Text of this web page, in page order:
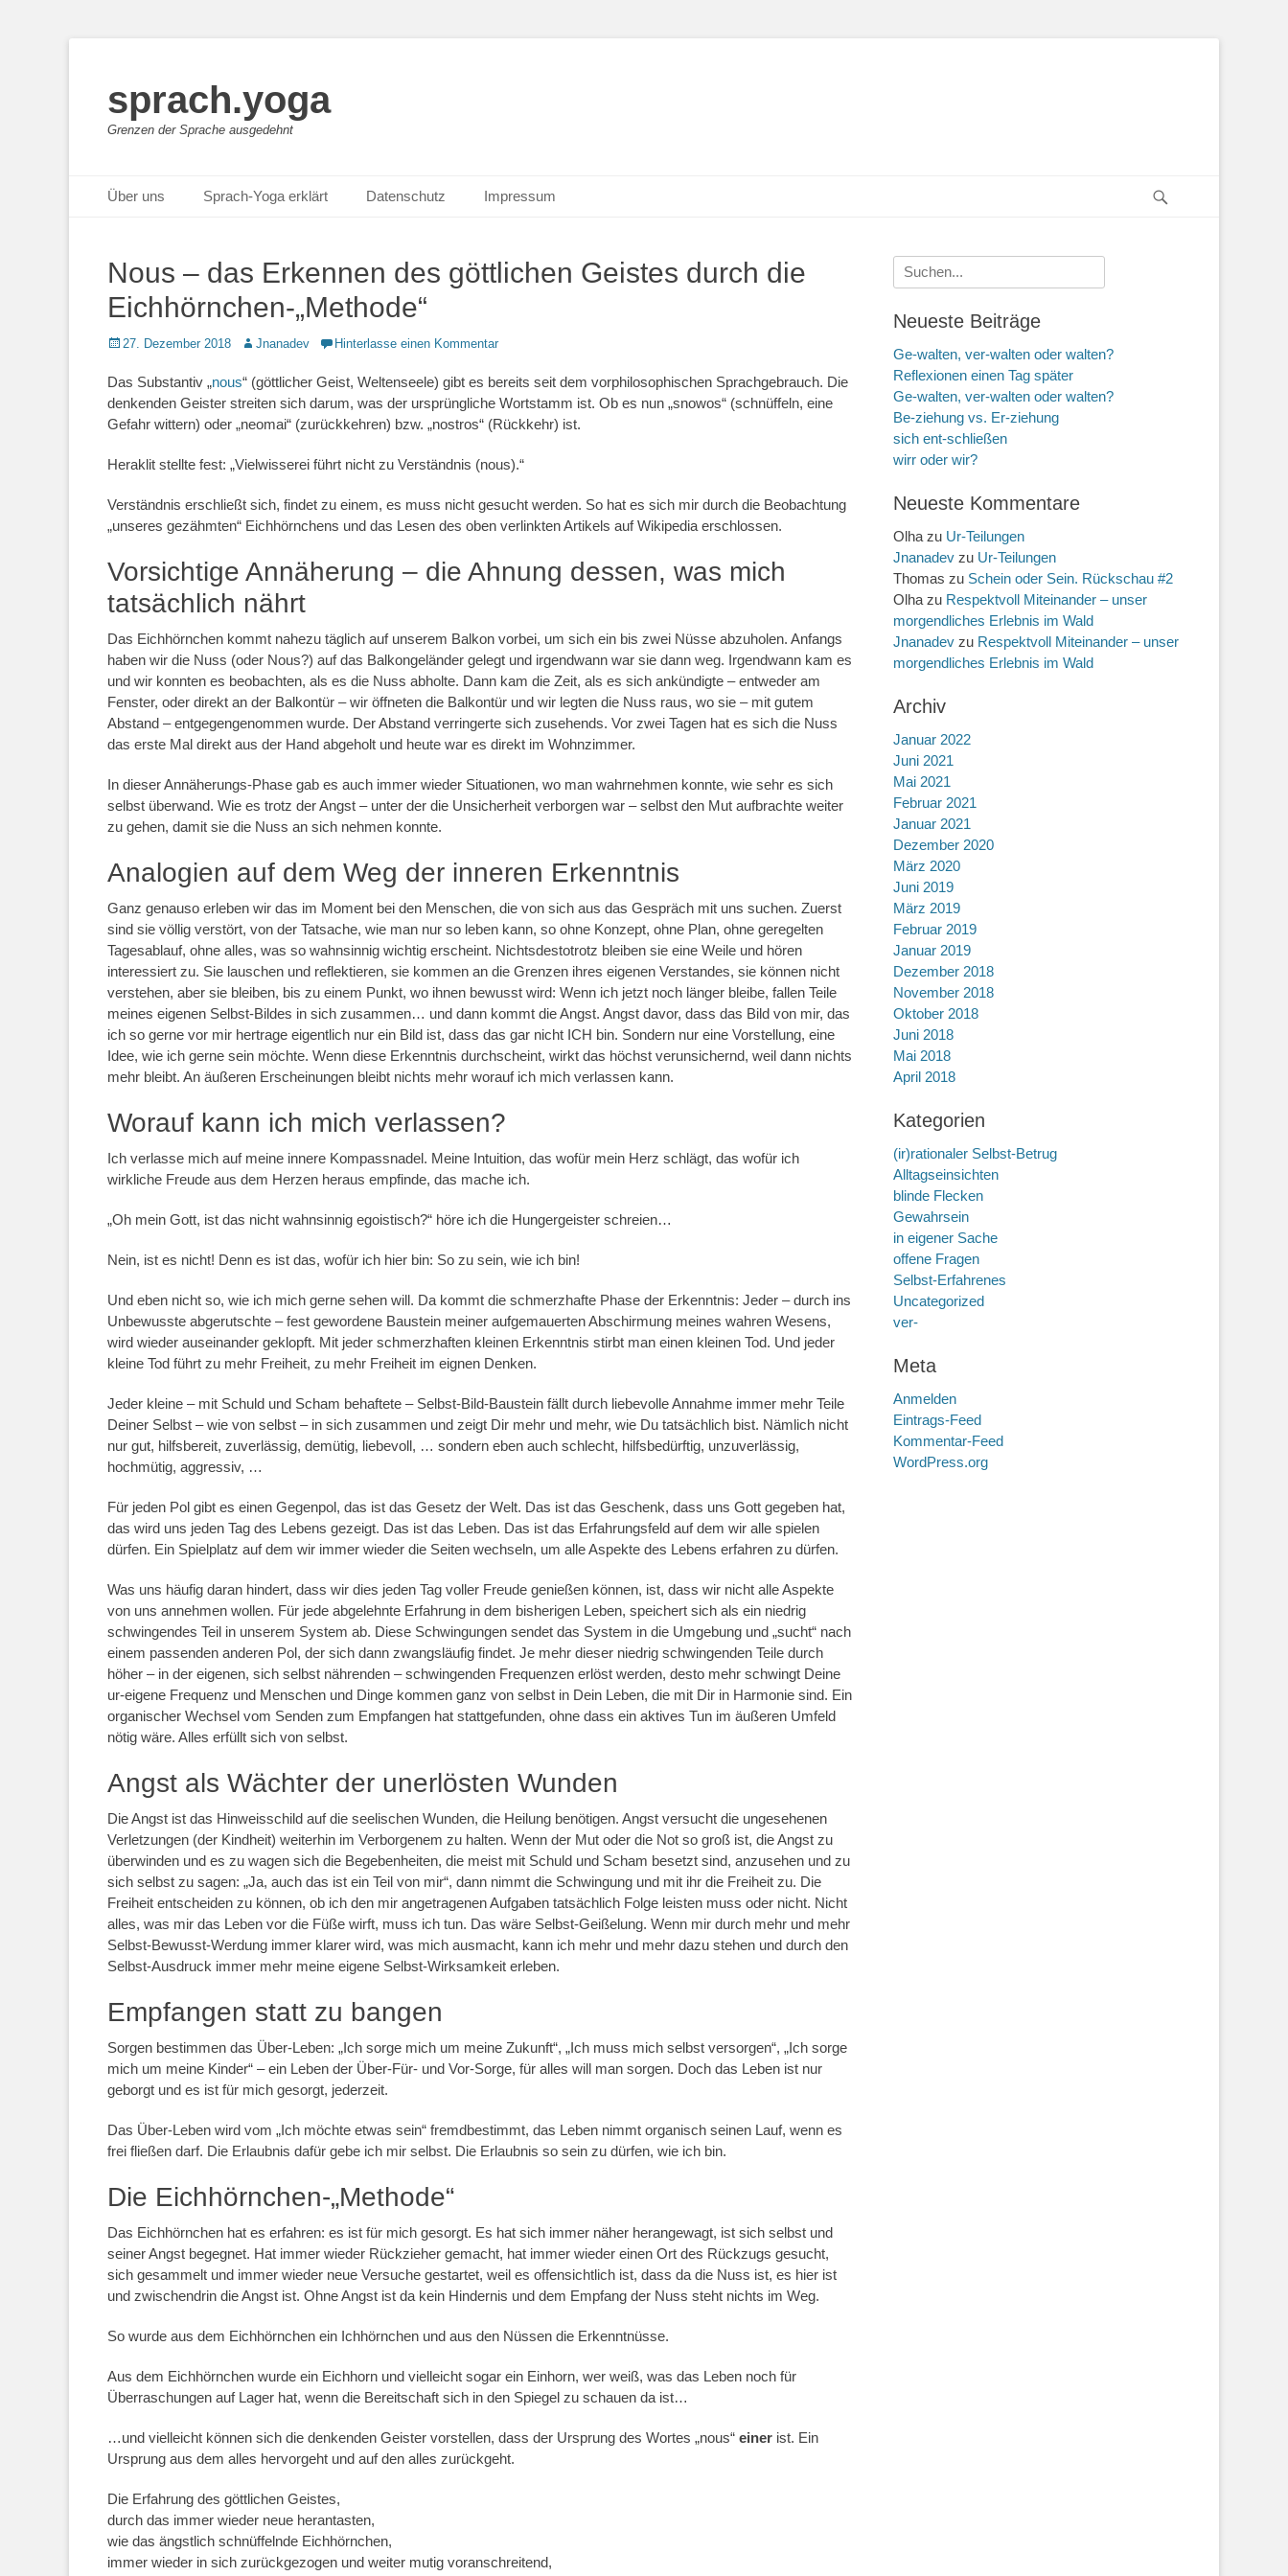
sprach.yoga
Grenzen der Sprache ausgedehnt
Primäres Menü
Zum
Inhalt
Über uns Sprach-Yoga erklärt Datenschutz Impressum
Nous – das Erkennen des göttlichen Geistes durch die
Eichhörnchen-„Methode“
Posted
27. Dezember 2018 AutorJnanadev Hinterlasse einen Kommentar
Das Substantiv „nous“ (göttlicher Geist, Weltenseele) gibt es bereits seit dem vorphilosophischen Sprachgebrauch. Die
denkenden Geister streiten sich darum, was der ursprüngliche Wortstamm ist. Ob es nun „snowos“ (schnüffeln, eine
Gefahr wittern) oder „neomai“ (zurückkehren) bzw. „nostros“ (Rückkehr) ist.
Heraklit stellte fest: „Vielwisserei führt nicht zu Verständnis (nous).“
Verständnis erschließt sich, findet zu einem, es muss nicht gesucht werden. So hat es sich mir durch die Beobachtung
„unseres gezähmten“ Eichhörnchens und das Lesen des oben verlinkten Artikels auf Wikipedia erschlossen.
Vorsichtige Annäherung – die Ahnung dessen, was mich
tatsächlich nährt
Das Eichhörnchen kommt nahezu täglich auf unserem Balkon vorbei, um sich ein bis zwei Nüsse abzuholen. Anfangs
haben wir die Nuss (oder Nous?) auf das Balkongeländer gelegt und irgendwann war sie dann weg. Irgendwann kam es
und wir konnten es beobachten, als es die Nuss abholte. Dann kam die Zeit, als es sich ankündigte – entweder am
Fenster, oder direkt an der Balkontür – wir öffneten die Balkontür und wir legten die Nuss raus, wo sie – mit gutem
Abstand – entgegengenommen wurde. Der Abstand verringerte sich zusehends. Vor zwei Tagen hat es sich die Nuss
das erste Mal direkt aus der Hand abgeholt und heute war es direkt im Wohnzimmer.
In dieser Annäherungs-Phase gab es auch immer wieder Situationen, wo man wahrnehmen konnte, wie sehr es sich
selbst überwand. Wie es trotz der Angst – unter der die Unsicherheit verborgen war – selbst den Mut aufbrachte weiter
zu gehen, damit sie die Nuss an sich nehmen konnte.
Analogien auf dem Weg der inneren Erkenntnis
Ganz genauso erleben wir das im Moment bei den Menschen, die von sich aus das Gespräch mit uns suchen. Zuerst
sind sie völlig verstört, von der Tatsache, wie man nur so leben kann, so ohne Konzept, ohne Plan, ohne geregelten
Tagesablauf, ohne alles, was so wahnsinnig wichtig erscheint. Nichtsdestotrotz bleiben sie eine Weile und hören
interessiert zu. Sie lauschen und reflektieren, sie kommen an die Grenzen ihres eigenen Verstandes, sie können nicht
verstehen, aber sie bleiben, bis zu einem Punkt, wo ihnen bewusst wird: Wenn ich jetzt noch länger bleibe, fallen Teile
meines eigenen Selbst-Bildes in sich zusammen… und dann kommt die Angst. Angst davor, dass das Bild von mir, das
ich so gerne vor mir hertrage eigentlich nur ein Bild ist, dass das gar nicht ICH bin. Sondern nur eine Vorstellung, eine
Idee, wie ich gerne sein möchte. Wenn diese Erkenntnis durchscheint, wirkt das höchst verunsichernd, weil dann nichts
mehr bleibt. An äußeren Erscheinungen bleibt nichts mehr worauf ich mich verlassen kann.
Worauf kann ich mich verlassen?
Ich verlasse mich auf meine innere Kompassnadel. Meine Intuition, das wofür mein Herz schlägt, das wofür ich
wirkliche Freude aus dem Herzen heraus empfinde, das mache ich.
„Oh mein Gott, ist das nicht wahnsinnig egoistisch?“ höre ich die Hungergeister schreien…
Nein, ist es nicht! Denn es ist das, wofür ich hier bin: So zu sein, wie ich bin!
Und eben nicht so, wie ich mich gerne sehen will. Da kommt die schmerzhafte Phase der Erkenntnis: Jeder – durch ins
Unbewusste abgerutschte – fest gewordene Baustein meiner aufgemauerten Abschirmung meines wahren Wesens,
wird wieder auseinander geklopft. Mit jeder schmerzhaften kleinen Erkenntnis stirbt man einen kleinen Tod. Und jeder
kleine Tod führt zu mehr Freiheit, zu mehr Freiheit im eignen Denken.
Jeder kleine – mit Schuld und Scham behaftete – Selbst-Bild-Baustein fällt durch liebevolle Annahme immer mehr Teile
Deiner Selbst – wie von selbst – in sich zusammen und zeigt Dir mehr und mehr, wie Du tatsächlich bist. Nämlich nicht
nur gut, hilfsbereit, zuverlässig, demütig, liebevoll, … sondern eben auch schlecht, hilfsbedürftig, unzuverlässig,
hochmütig, aggressiv, …
Für jeden Pol gibt es einen Gegenpol, das ist das Gesetz der Welt. Das ist das Geschenk, dass uns Gott gegeben hat,
das wird uns jeden Tag des Lebens gezeigt. Das ist das Leben. Das ist das Erfahrungsfeld auf dem wir alle spielen
dürfen. Ein Spielplatz auf dem wir immer wieder die Seiten wechseln, um alle Aspekte des Lebens erfahren zu dürfen.
Was uns häufig daran hindert, dass wir dies jeden Tag voller Freude genießen können, ist, dass wir nicht alle Aspekte
von uns annehmen wollen. Für jede abgelehnte Erfahrung in dem bisherigen Leben, speichert sich als ein niedrig
schwingendes Teil in unserem System ab. Diese Schwingungen sendet das System in die Umgebung und „sucht“ nach
einem passenden anderen Pol, der sich dann zwangsläufig findet. Je mehr dieser niedrig schwingenden Teile durch
höher – in der eigenen, sich selbst nährenden – schwingenden Frequenzen erlöst werden, desto mehr schwingt Deine
ur-eigene Frequenz und Menschen und Dinge kommen ganz von selbst in Dein Leben, die mit Dir in Harmonie sind. Ein
organischer Wechsel vom Senden zum Empfangen hat stattgefunden, ohne dass ein aktives Tun im äußeren Umfeld
nötig wäre. Alles erfüllt sich von selbst.
Angst als Wächter der unerlösten Wunden
Die Angst ist das Hinweisschild auf die seelischen Wunden, die Heilung benötigen. Angst versucht die ungesehenen
Verletzungen (der Kindheit) weiterhin im Verborgenem zu halten. Wenn der Mut oder die Not so groß ist, die Angst zu
überwinden und es zu wagen sich die Begebenheiten, die meist mit Schuld und Scham besetzt sind, anzusehen und zu
sich selbst zu sagen: „Ja, auch das ist ein Teil von mir“, dann nimmt die Schwingung und mit ihr die Freiheit zu. Die
Freiheit entscheiden zu können, ob ich den mir angetragenen Aufgaben tatsächlich Folge leisten muss oder nicht. Nicht
alles, was mir das Leben vor die Füße wirft, muss ich tun. Das wäre Selbst-Geißelung. Wenn mir durch mehr und mehr
Selbst-Bewusst-Werdung immer klarer wird, was mich ausmacht, kann ich mehr und mehr dazu stehen und durch den
Selbst-Ausdruck immer mehr meine eigene Selbst-Wirksamkeit erleben.
Empfangen statt zu bangen
Sorgen bestimmen das Über-Leben: „Ich sorge mich um meine Zukunft“, „Ich muss mich selbst versorgen“, „Ich sorge
mich um meine Kinder“ – ein Leben der Über-Für- und Vor-Sorge, für alles will man sorgen. Doch das Leben ist nur
geborgt und es ist für mich gesorgt, jederzeit.
Das Über-Leben wird vom „Ich möchte etwas sein“ fremdbestimmt, das Leben nimmt organisch seinen Lauf, wenn es
frei fließen darf. Die Erlaubnis dafür gebe ich mir selbst. Die Erlaubnis so sein zu dürfen, wie ich bin.
Die Eichhörnchen-„Methode“
Das Eichhörnchen hat es erfahren: es ist für mich gesorgt. Es hat sich immer näher herangewagt, ist sich selbst und
seiner Angst begegnet. Hat immer wieder Rückzieher gemacht, hat immer wieder einen Ort des Rückzugs gesucht,
sich gesammelt und immer wieder neue Versuche gestartet, weil es offensichtlich ist, dass da die Nuss ist, es hier ist
und zwischendrin die Angst ist. Ohne Angst ist da kein Hindernis und dem Empfang der Nuss steht nichts im Weg.
So wurde aus dem Eichhörnchen ein Ichhörnchen und aus den Nüssen die Erkenntnüsse.
Aus dem Eichhörnchen wurde ein Eichhorn und vielleicht sogar ein Einhorn, wer weiß, was das Leben noch für
Überraschungen auf Lager hat, wenn die Bereitschaft sich in den Spiegel zu schauen da ist…
…und vielleicht können sich die denkenden Geister vorstellen, dass der Ursprung des Wortes „nous“ einer ist. Ein
Ursprung aus dem alles hervorgeht und auf den alles zurückgeht.
Die Erfahrung des göttlichen Geistes,
durch das immer wieder neue herantasten,
wie das ängstlich schnüffelnde Eichhörnchen,
immer wieder in sich zurückgezogen und weiter mutig voranschreitend,
Suche
nach:
Neueste Beiträge
Ge-walten, ver-walten oder walten?
Reflexionen einen Tag später
Ge-walten, ver-walten oder walten?
Be-ziehung vs. Er-ziehung
sich ent-schließen
wirr oder wir?
Neueste Kommentare
Olha zu Ur-Teilungen
Jnanadev zu Ur-Teilungen
Thomas zu Schein oder Sein. Rückschau #2
Olha zu Respektvoll Miteinander – unser
morgendliches Erlebnis im Wald
Jnanadev zu Respektvoll Miteinander – unser
morgendliches Erlebnis im Wald
Archiv
Januar 2022
Juni 2021
Mai 2021
Februar 2021
Januar 2021
Dezember 2020
März 2020
Juni 2019
März 2019
Februar 2019
Januar 2019
Dezember 2018
November 2018
Oktober 2018
Juni 2018
Mai 2018
April 2018
Kategorien
(ir)rationaler Selbst-Betrug
Alltagseinsichten
blinde Flecken
Gewahrsein
in eigener Sache
offene Fragen
Selbst-Erfahrenes
Uncategorized
ver-
Meta
Anmelden
Eintrags-Feed
Kommentar-Feed
WordPress.org